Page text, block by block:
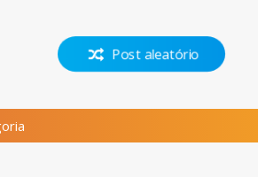
Post aleatório